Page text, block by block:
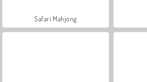
Safari Mahjong